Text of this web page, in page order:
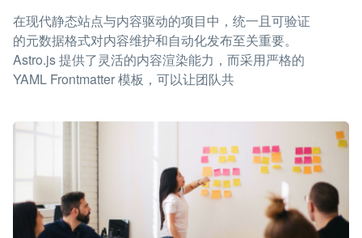
在现代静态站点与内容驱动的项目中，统一且可验证
的元数据格式对内容维护和自动化发布至关重要。
Astro.js 提供了灵活的内容渲染能力，而采用严格的
YAML Frontmatter 模板，可以让团队共